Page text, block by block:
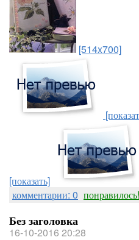
[514x700]
[показать]
комментарии: 0 понравилось!
Без заголовка
16-10-2016 20:28